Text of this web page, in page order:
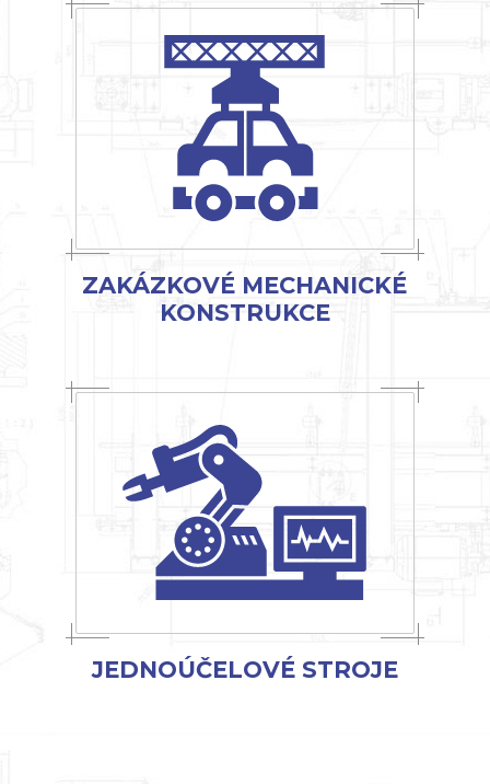
ZAKÁZKOVÉ MECHANICKÉ
KONSTRUKCE
JEDNOÚČELOVÉ STROJE